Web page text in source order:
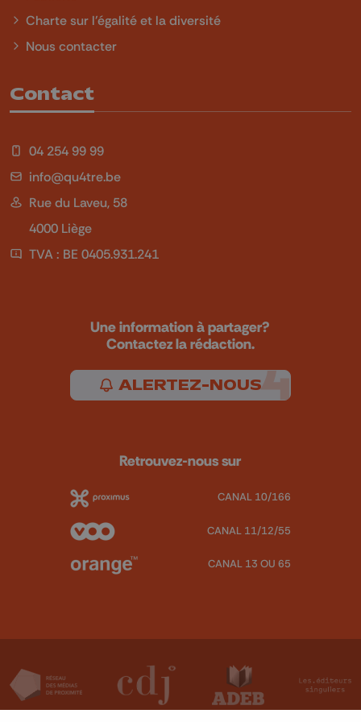
Charte sur l'égalité et la diversité
Nous contacter
Contact
04 254 99 99
info@qu4tre.be
Rue du Laveu, 58
4000 Liège
TVA : BE 0405.931.241
Une information à partager?
Contactez la rédaction.
ALERTEZ-NOUS
Retrouvez-nous sur
CANAL 10/166
CANAL 11/12/55
CANAL 13 OU 65